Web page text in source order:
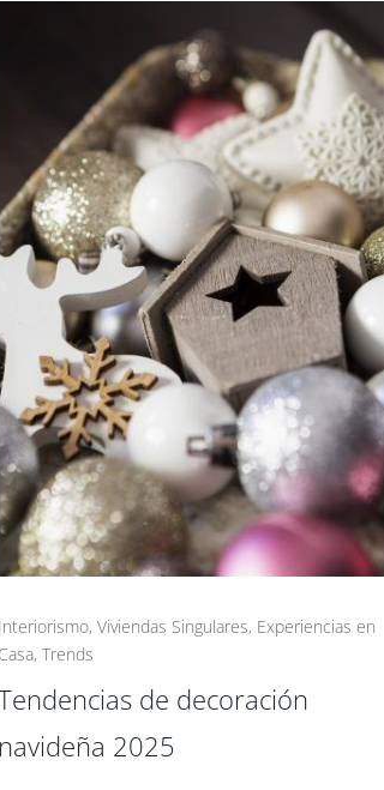
Interiorismo, Viviendas Singulares, Experiencias en
Casa, Trends
de decoración
navideña 2025